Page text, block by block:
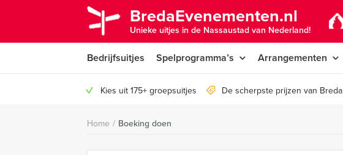
BredaEvenementen.nl
Unieke uitjes in de Nassaustad van Nederland!
Bedrijfsuitjes Spelprogramma’s Arrangementen
Kies uit 175+ groepsuitjes De scherpste prijzen van Breda
Home / Boeking doen